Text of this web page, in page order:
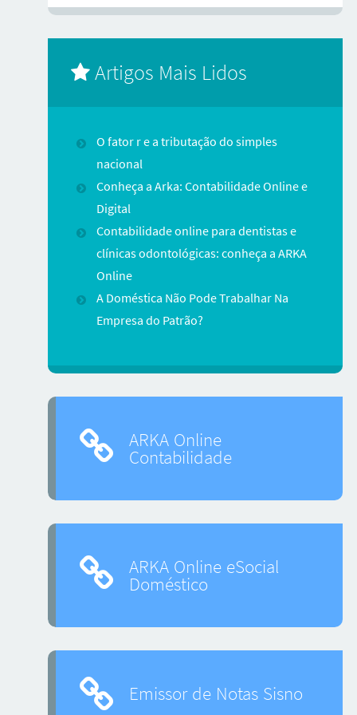
Artigos Mais Lidos
O fator r e a tributação do simples
nacional
Conheça a Arka: Contabilidade Online e
Digital
Contabilidade online para dentistas e
clínicas odontológicas: conheça a ARKA
Online
A Doméstica Não Pode Trabalhar Na
Empresa do Patrão?
ARKA Online
Contabilidade
ARKA Online eSocial
Doméstico
Emissor de Notas Sisno